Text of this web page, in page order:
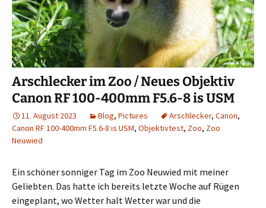
Arschlecker im Zoo / Neues Objektiv
Canon RF 100-400mm F5.6-8 is USM
11. August 2023 Blog, Pictures Arschlecker, Canon,
Canon RF 100-400mm F5.6-8 is USM, Objektivtest, Zoo, Zoo
Neuwied
Ein schöner sonniger Tag im Zoo Neuwied mit meiner
Geliebten. Das hatte ich bereits letzte Woche auf Rügen
eingeplant, wo Wetter halt Wetter war und die